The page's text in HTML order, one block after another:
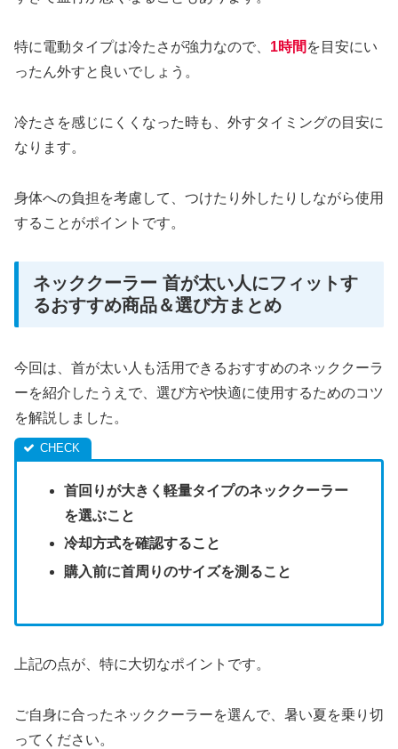
特に電動タイプは冷たさが強力なので、 1時間 を目安にい
ったん外すと良いでしょう。
冷たさを感じにくくなった時も、外すタイミングの目安に
なります。
身体への負担を考慮して、つけたり外したりしながら使用
することがポイントです。
ネッククーラー 首が太い人にフィットす
るおすすめ商品＆選び方まとめ
今回は、首が太い人も活用できるおすすめのネッククーラ
ーを紹介したうえで、選び方や快適に使用するためのコツ
を解説しました。
首回りが大きく軽量タイプのネッククーラー
を選ぶこと
冷却方式を確認すること
購入前に首周りのサイズを測ること
上記の点が、特に大切なポイントです。
ご自身に合ったネッククーラーを選んで、暑い夏を乗り切
ってください。